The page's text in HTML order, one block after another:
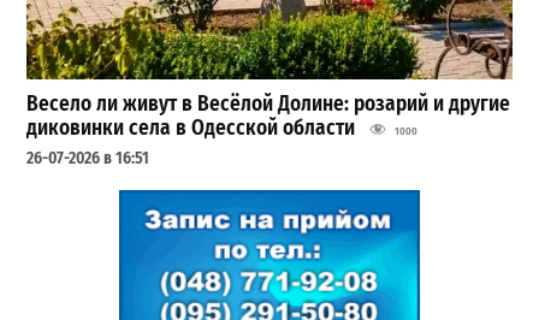
Весело ли живут в Весёлой Долине: розарий и другие
диковинки села в Одесской области
1000
26-07-2026 в 16:51